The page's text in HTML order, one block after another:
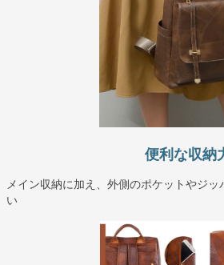
便利な収納
メイン収納に加え、外側のポケットやジ
い